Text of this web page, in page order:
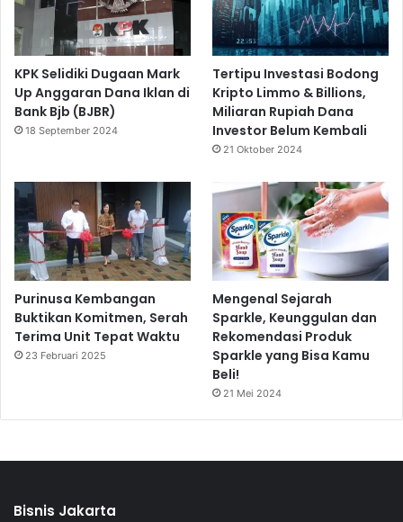
KPK Selidiki Dugaan Mark
Up Anggaran Dana Iklan di
Bank Bjb (BJBR)
18 September 2024
Tertipu Investasi Bodong
Kripto Limmo & Billions,
Miliaran Rupiah Dana
Investor Belum Kembali
21 Oktober 2024
Purinusa Kembangan
Buktikan Komitmen, Serah
Terima Unit Tepat Waktu
23 Februari 2025
Mengenal Sejarah
Sparkle, Keunggulan dan
Rekomendasi Produk
Sparkle yang Bisa Kamu
Beli!
21 Mei 2024
Bisnis Jakarta